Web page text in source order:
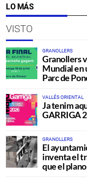
LO MÁS
VISTO
GRANOLLERS
Granollers
Mundial en
Parc de
VALLÉS ORIENTAL
Ja tenim
GARRIGA
GRANOLLERS
El
inventa el
que el